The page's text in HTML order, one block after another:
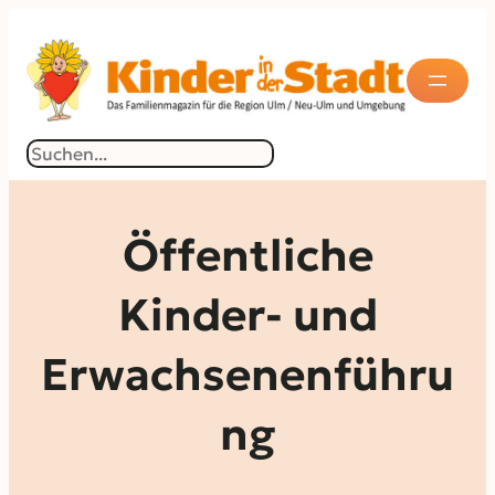
Inhalt
springen
Suchen
Öffentliche
Kinder- und
Erwachsenenführu
ng